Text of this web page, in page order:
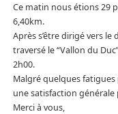
Ce matin nous étions 29
6,40km.
Après s’être dirigé vers
traversé le “Vallon du
2h00.
Malgré quelques fatigues
une satisfaction
Merci à vous,